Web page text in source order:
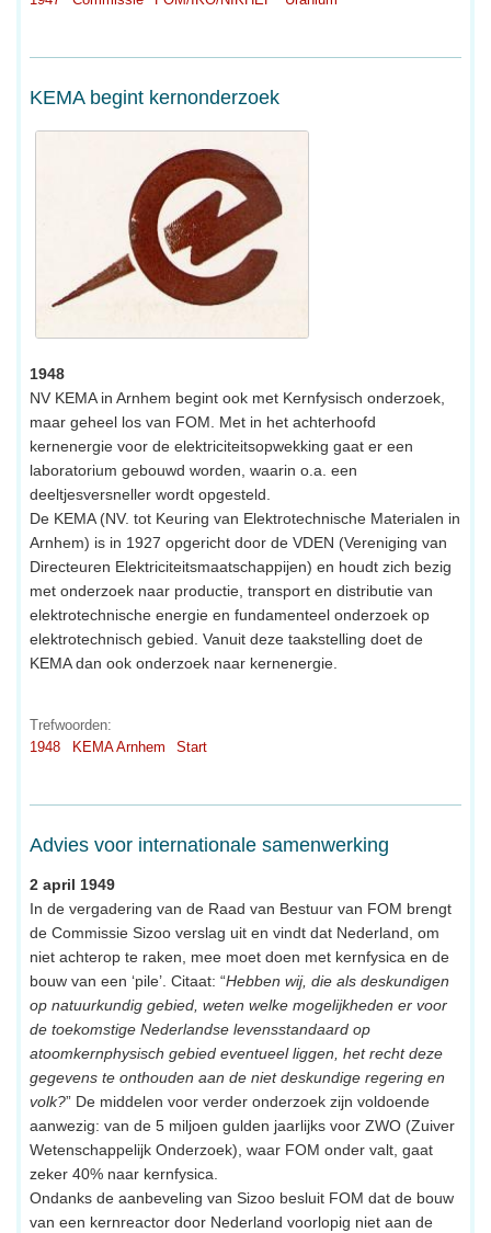
KEMA begint kernonderzoek
1948
NV KEMA in Arnhem begint ook met Kernfysisch onderzoek,
maar geheel los van FOM. Met in het achterhoofd
kernenergie voor de elektriciteitsopwekking gaat er een
laboratorium gebouwd worden, waarin o.a. een
deeltjesversneller wordt opgesteld.
De KEMA (NV. tot Keuring van Elektrotechnische Materialen in
Arnhem) is in 1927 opgericht door de VDEN (Vereniging van
Directeuren Elektriciteitsmaatschappijen) en houdt zich bezig
met onderzoek naar productie, transport en distributie van
elektrotechnische energie en fundamenteel onderzoek op
elektrotechnisch gebied. Vanuit deze taakstelling doet de
KEMA dan ook onderzoek naar kernenergie.
Trefwoorden:
1948
KEMA Arnhem Start
Advies voor internationale samenwerking
2 april 1949
In de vergadering van de Raad van Bestuur van FOM brengt
de Commissie Sizoo verslag uit en vindt dat Nederland, om
niet achterop te raken, mee moet doen met kernfysica en de
bouw van een ‘pile’. Citaat: “Hebben wij, die als deskundigen
op natuurkundig gebied, weten welke mogelijkheden er voor
de toekomstige Nederlandse levensstandaard op
atoomkernphysisch gebied eventueel liggen, het recht deze
gegevens te onthouden aan de niet deskundige regering en
volk?” De middelen voor verder onderzoek zijn voldoende
aanwezig: van de 5 miljoen gulden jaarlijks voor ZWO (Zuiver
Wetenschappelijk Onderzoek), waar FOM onder valt, gaat
zeker 40% naar kernfysica.
Ondanks de aanbeveling van Sizoo besluit FOM dat de bouw
van een kernreactor door Nederland voorlopig niet aan de